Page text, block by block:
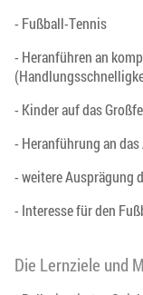
- Fußball-Tennis
- Heranführen an
- Kinder auf das
- Heranführung an
- weitere Ausprägung
- Interesse für den
Die Lernziele und